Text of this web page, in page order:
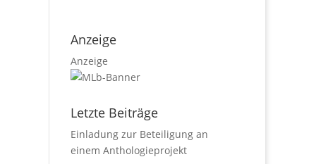
Anzeige
Anzeige
Letzte Beiträge
Einladung zur Beteiligung an
einem Anthologieprojekt